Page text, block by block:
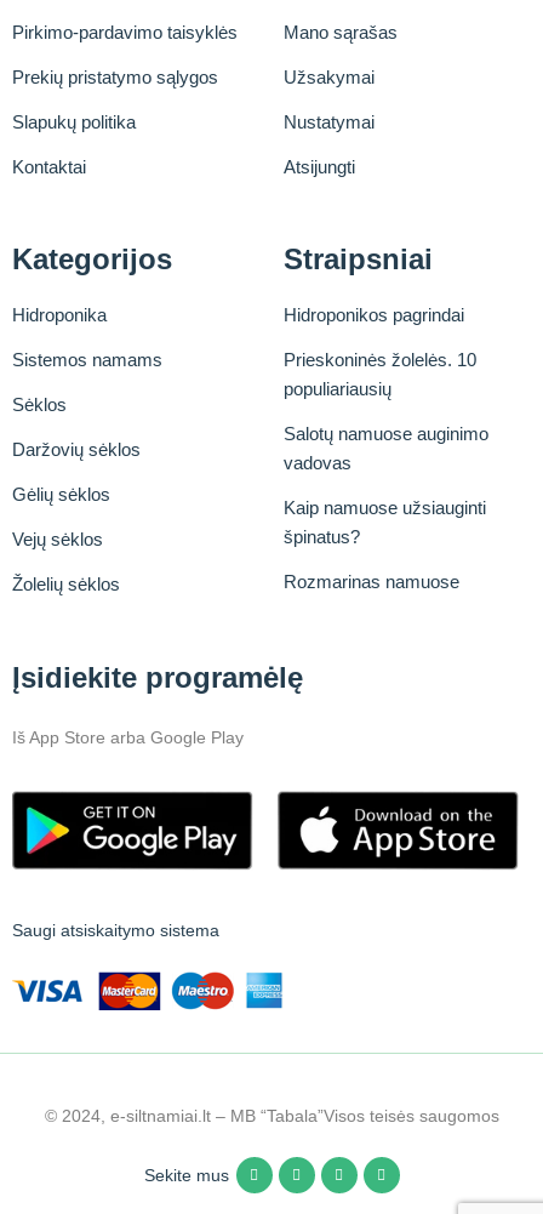
Pirkimo-pardavimo taisyklės
Prekių pristatymo sąlygos
Slapukų politika
Kontaktai
Mano sąrašas
Užsakymai
Nustatymai
Atsijungti
Kategorijos
Hidroponika
Sistemos namams
Sėklos
Daržovių sėklos
Gėlių sėklos
Vejų sėklos
Žolelių sėklos
Straipsniai
Hidroponikos pagrindai
Prieskoninės žolelės. 10
populiariausių
Salotų namuose auginimo
vadovas
Kaip namuose užsiauginti
špinatus?
Rozmarinas namuose
Įsidiekite programėlę
Iš App Store arba Google Play
Saugi atsiskaitymo sistema
© 2024, e-siltnamiai.lt – MB “Tabala”Visos teisės saugomos
Sekite mus